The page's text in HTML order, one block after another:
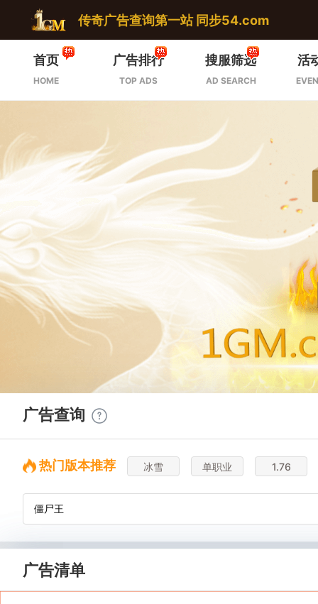
传奇广告查询第一站 同步54.com
首页
HOME
广告排行
TOP ADS
搜服筛选
AD SEARCH
活
广告查询
热门版本推荐 冰雪 单职业 1.76
广告清单